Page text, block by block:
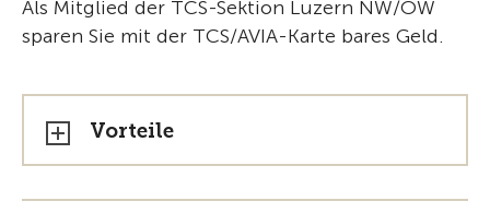
Als Mitglied der TCS-Sektion Luzern NW/OW
sparen Sie mit der TCS/AVIA-Karte bares Geld.
Vorteile